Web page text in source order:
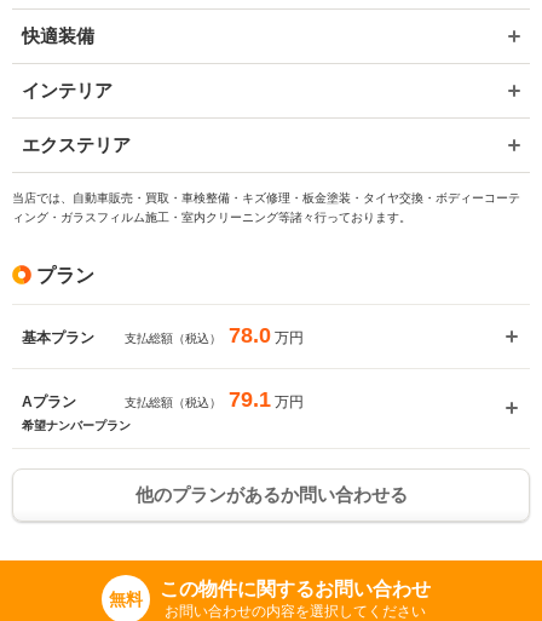
快適装備
インテリア
エクステリア
当店では、自動車販売・買取・車検整備・キズ修理・板金塗装・タイヤ交換・ボディーコーテ
ィング・ガラスフィルム施工・室内クリーニング等諸々行っております。
プラン
基本プラン 支払総額（税込） 78.0 万円
Aプラン 支払総額（税込） 79.1 万円
希望ナンバープラン
他のプランがあるか問い合わせる
無料 この物件に関するお問い合わせ
お問い合わせの内容を選択してください